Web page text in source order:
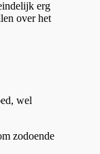
erg
over het
wel
zodoende